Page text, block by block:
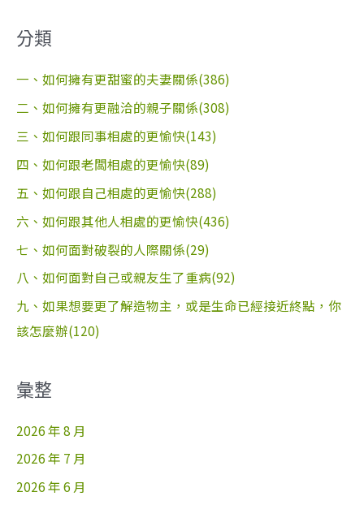
分類
一、如何擁有更甜蜜的夫妻關係(386)
二、如何擁有更融洽的親子關係(308)
三、如何跟同事相處的更愉快(143)
四、如何跟老闆相處的更愉快(89)
五、如何跟自己相處的更愉快(288)
六、如何跟其他人相處的更愉快(436)
七、如何面對破裂的人際關係(29)
八、如何面對自己或親友生了重病(92)
九、如果想要更了解造物主，或是生命已經接近終點，你
該怎麼辦(120)
彙整
2026 年 8 月
2026 年 7 月
2026 年 6 月